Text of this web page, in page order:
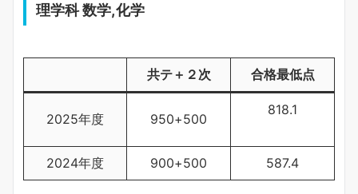
理学科 数学,化学
共テ＋２次 合格最低点
2025年度 950+500
818.1
2024年度 900+500 587.4